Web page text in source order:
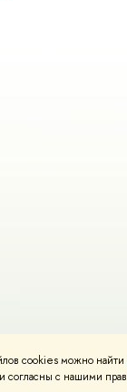
cookies можно найти
с нашими